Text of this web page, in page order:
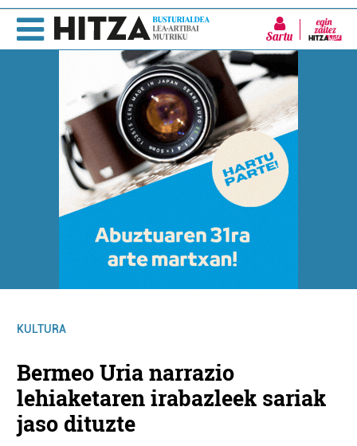
Sartu
KULTURA
Bermeo Uria narrazio
lehiaketaren irabazleek sariak
jaso dituzte